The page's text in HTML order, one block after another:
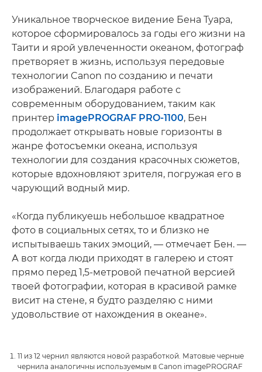
Уникальное творческое видение Бена Туара,
которое сформировалось за годы его жизни на
Таити и ярой увлеченности океаном, фотограф
претворяет в жизнь, используя передовые
технологии Canon по созданию и печати
изображений. Благодаря работе с
современным оборудованием, таким как
принтер imagePROGRAF PRO-1100, Бен
продолжает открывать новые горизонты в
жанре фотосъемки океана, используя
технологии для создания красочных сюжетов,
которые вдохновляют зрителя, погружая его в
чарующий водный мир.
«Когда публикуешь небольшое квадратное
фото в социальных сетях, то и близко не
испытываешь таких эмоций, — отмечает Бен. —
А вот когда люди приходят в галерею и стоят
прямо перед 1,5-метровой печатной версией
твоей фотографии, которая в красивой рамке
висит на стене, я будто разделяю с ними
удовольствие от нахождения в океане».
11 из 12 чернил являются новой разработкой. Матовые черные
чернила аналогичны используемым в Canon imagePROGRAF